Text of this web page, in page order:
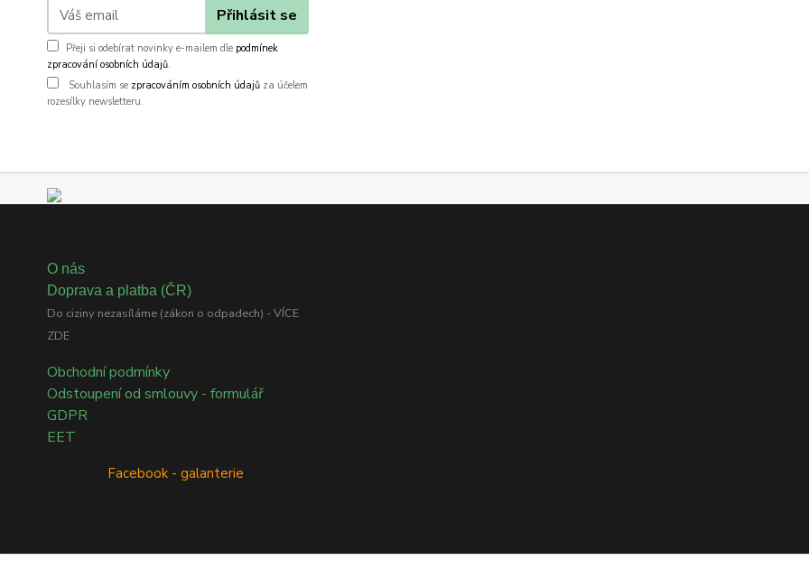
Přihlásit se
Přeji si odebírat novinky e-mailem dle podmínek
zpracování osobních údajů.
Souhlasím se zpracováním osobních údajů za účelem
rozesílky newsletteru.
O nás
Doprava a platba (ČR)
Do ciziny nezasíláme (zákon o odpadech) - VÍCE
ZDE
Obchodní podmínky
Odstoupení od smlouvy - formulář
GDPR
EET
Facebook - galanterie